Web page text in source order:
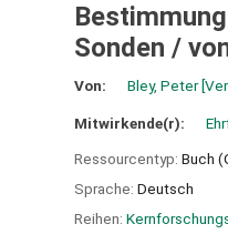
Sonden /
Von: Bley, Peter
Mitwirkende(r):
Ressourcentyp: Buch
Sprache: Deutsch
Reihen: